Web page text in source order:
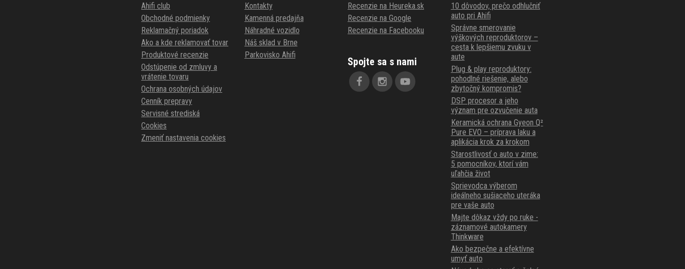
Ahifi club
Obchodné podmienky
Reklamačný poriadok
Ako a kde reklamovať tovar
Produktové recenzie
Odstúpenie od zmluvy a
vrátenie tovaru
Ochrana osobných údajov
Cenník prepravy
Servisné strediská
Cookies
Zmeniť nastavenia cookies
Kontakty
Kamenná predajňa
Náhradné vozidlo
Náš sklad v Brne
Parkovisko Ahifi
Recenzie na Heureka.sk
Recenzie na Google
Recenzie na Facebooku
Spojte sa s nami
10 dôvodov, prečo odhlučniť
auto pri Ahifi
Správne smerovanie
výškových reproduktorov –
cesta k lepšiemu zvuku v
aute
Plug & play reproduktory:
pohodlné riešenie, alebo
zbytočný kompromis?
DSP procesor a jeho
význam pre ozvučenie auta
Keramická ochrana Gyeon Q²
Pure EVO – príprava laku a
aplikácia krok za krokom
Starostlivosť o auto v zime:
5 pomocníkov, ktorí vám
uľahčia život
Sprievodca výberom
ideálneho sušiaceho uteráka
pre vaše auto
Majte dôkaz vždy po ruke -
záznamové autokamery
Thinkware
Ako bezpečne a efektívne
umyť auto